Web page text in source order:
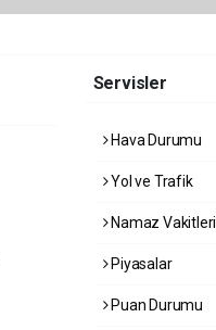
Servisler
Hava Durumu
Yol ve Trafik
Namaz Vakitleri
Piyasalar
Puan Durumu